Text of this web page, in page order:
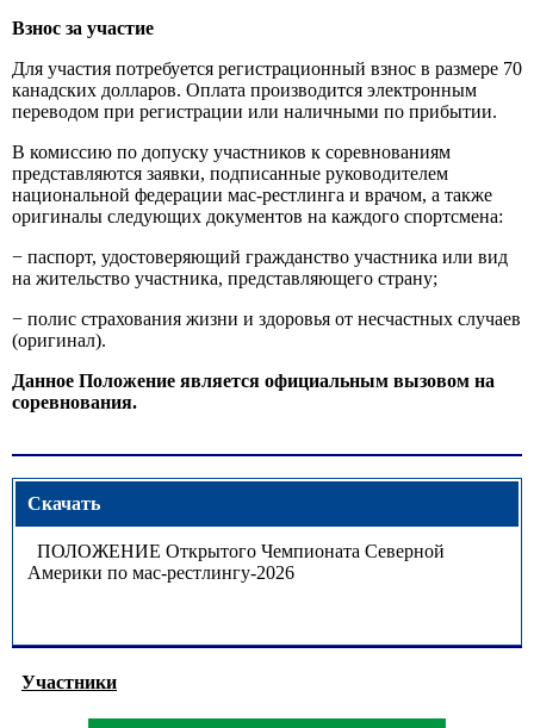
Взнос за участие
Для участия потребуется регистрационный взнос в размере 70
канадских долларов. Оплата производится электронным
переводом при регистрации или наличными по прибытии.
В комиссию по допуску участников к соревнованиям
представляются заявки, подписанные руководителем
национальной федерации мас-рестлинга и врачом, а также
оригиналы следующих документов на каждого спортсмена:
− паспорт, удостоверяющий гражданство участника или вид
на жительство участника, представляющего страну;
− полис страхования жизни и здоровья от несчастных случаев
(оригинал).
Данное Положение является официальным вызовом на
соревнования.
Скачать
ПОЛОЖЕНИЕ Открытого Чемпионата Северной
Америки по мас-рестлингу-2026
Участники